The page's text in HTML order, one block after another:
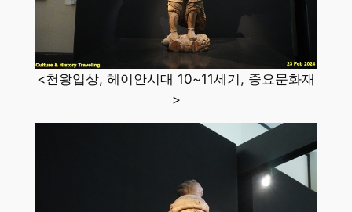
<천왕입상, 헤이안시대 10~11세기, 중요문화재
>